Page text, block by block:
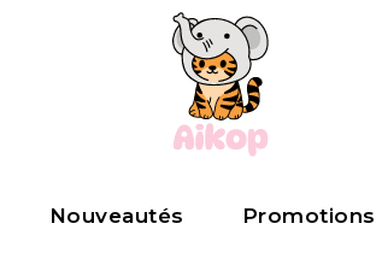
Nouveautés Promotions